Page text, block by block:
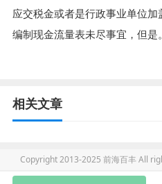
应交税金或者是行政事业单位
编制现金流量表未尽事宜，但是。
相关文章
Copyright 2013-2025 前海百丰 All